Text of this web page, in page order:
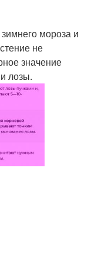
мороза и
не
значение
лозы.